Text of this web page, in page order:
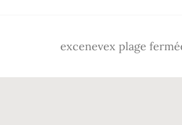
excenevex plage